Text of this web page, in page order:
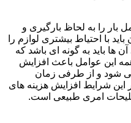
بار را به لحاظ بارگیری و
با احتیاط بیشتری لوازم را
ها باید به گونه ای باشد که
این عوامل باعث افزایش
می شود و از طرفی زمان
این شرایط افزایش هزینه های
امری طبیعی است.